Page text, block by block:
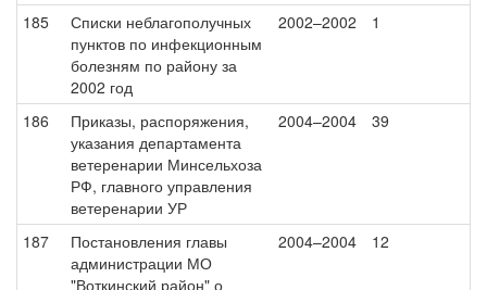
185
Списки неблагополучных
пунктов по инфекционным
болезням по району за
2002 год
2002–2002 1
186
Приказы, распоряжения,
указания департамента
ветеренарии Минсельхоза
РФ, главного управления
ветеренарии УР
2004–2004 39
187
Постановления главы
администрации МО
"Воткинский район" о
2004–2004 12